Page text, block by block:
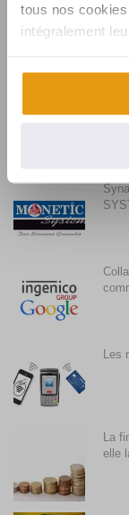
tous nos
intégralement
La
elle